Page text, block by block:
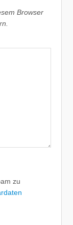
Browser
zu